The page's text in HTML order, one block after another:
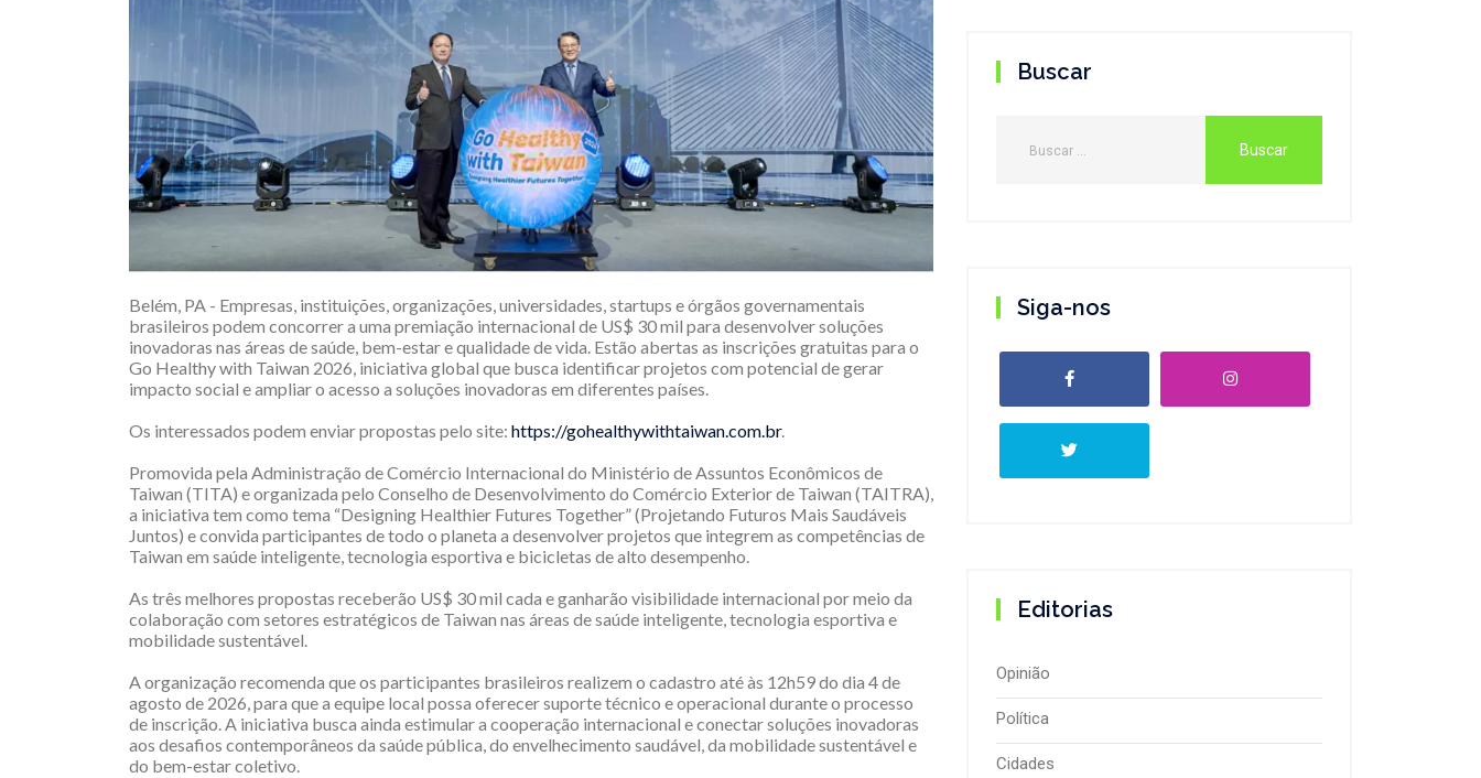
Belém, PA - Empresas, instituições, organizações, universidades, startups e órgãos governamentais
brasileiros podem concorrer a uma premiação internacional de US$ 30 mil para desenvolver soluções
inovadoras nas áreas de saúde, bem-estar e qualidade de vida. Estão abertas as inscrições gratuitas para o
Go Healthy with Taiwan 2026, iniciativa global que busca identificar projetos com potencial de gerar
impacto social e ampliar o acesso a soluções inovadoras em diferentes países.
Os interessados podem enviar propostas pelo site: https://gohealthywithtaiwan.com.br.
Promovida pela Administração de Comércio Internacional do Ministério de Assuntos Econômicos de
Taiwan (TITA) e organizada pelo Conselho de Desenvolvimento do Comércio Exterior de Taiwan (TAITRA),
a iniciativa tem como tema “Designing Healthier Futures Together” (Projetando Futuros Mais Saudáveis
Juntos) e convida participantes de todo o planeta a desenvolver projetos que integrem as competências de
Taiwan em saúde inteligente, tecnologia esportiva e bicicletas de alto desempenho.
As três melhores propostas receberão US$ 30 mil cada e ganharão visibilidade internacional por meio da
colaboração com setores estratégicos de Taiwan nas áreas de saúde inteligente, tecnologia esportiva e
mobilidade sustentável.
A organização recomenda que os participantes brasileiros realizem o cadastro até às 12h59 do dia 4 de
agosto de 2026, para que a equipe local possa oferecer suporte técnico e operacional durante o processo
de inscrição. A iniciativa busca ainda estimular a cooperação internacional e conectar soluções inovadoras
aos desafios contemporâneos da saúde pública, do envelhecimento saudável, da mobilidade sustentável e
do bem-estar coletivo.
Buscar
Siga-nos
Editorias
Opinião
Política
Cidades